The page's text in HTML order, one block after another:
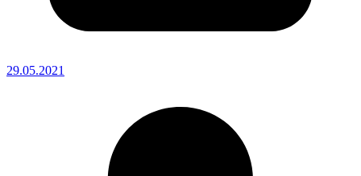
29.05.2021